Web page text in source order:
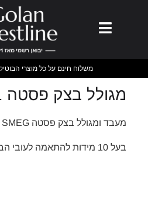
משלוח חינם על כל מוצרי
מגולל בצק פסטה SMPR01
מעבד ומגולל בצק פסטה SMEG
בעל 10 מידות להתאמה לעובי הבצק המבוקש